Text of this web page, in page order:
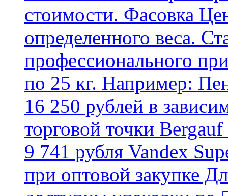
стоимости. Фасовка
определенного веса.
профессионального
по 25 кг. Например:
16 250 рублей в
торговой точки
9 741 рубля Vandex
при оптовой закупке